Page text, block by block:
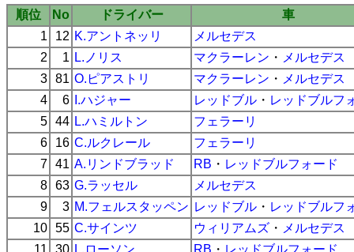
順位 No ドライバー
車
1
12 K.アントネッリ
メルセデス
2
1 L.ノリス マクラーレン ・ メルセデス
3 81 O.ピアストリ マクラーレン ・ メルセデス
4
6 I.ハジャー レッドブル ・ レッドブルフ
5 44 L.ハミルトン
フェラーリ
6
16 C.ルクレール
フェラーリ
7 41 A.リンドブラッド RB ・ レッドブルフォード
8 63 G.ラッセル
メルセデス
9
3 M.フェルスタッペン レッドブル ・ レッドブルフ
10 55 C.サインツ ウィリアムズ ・ メルセデス